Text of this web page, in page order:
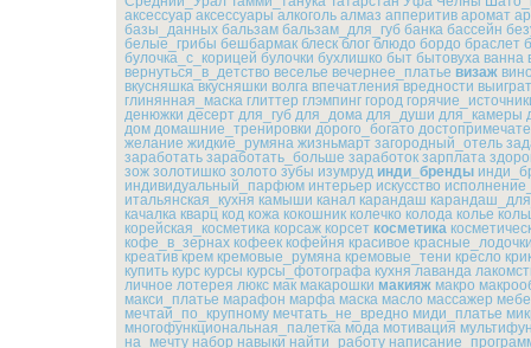
аксессуар аксессуары алкоголь алмаз апперитив аромат
базы_данных бальзам бальзам_для_губ банка бассейн
белые_грибы бешбармак блеск блог блюдо бордо браслет
булочка_с_корицей булочки бухлишко быт бытовуха ванна
вернуться_в_детство веселье вечернее_платье визаж
вкусняшка вкусняшки волга впечатления вредности
глинянная_маска глиттер глэмпинг город
денюжки десерт для_губ для_дома для_души для_камеры
дом домашние_тренировки дорого_богато
желание жидкие_румяна жизньмарт загородный_отель
заработать заработать_больше заработок зарплата
зож золотишко золото зубы изумруд инди_бренды
индивидуальный_парфюм интерьер искусство
итальянская_кухня камыши канал карандаш
качалка кварц код кожа кокошник колечко колода колье
корейская_косметика корсаж корсет косметика
кофе_в_зернах кофеек кофейня красивое
креатив крем кремовые_румяна кремовые_тени кресло
купить курс курсы курсы_фотографа кухня лаванда
личное лотерея люкс мак макарошки макияж макро
макси_платье марафон марфа маска масло массажер
мечтай_по_крупному мечтать_не_вредно миди_платье
многофункциональная_палетка мода мотивация
на_мечту набор навыки найти_работу